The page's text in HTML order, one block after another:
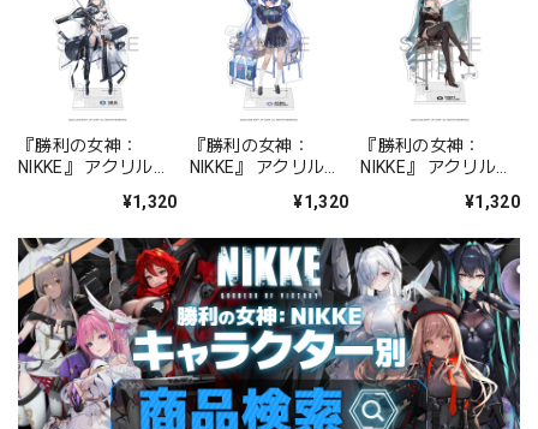
『勝利の女神：
NIKKE』 アクリルス
¥1,320
『勝利の女神：
NIKKE』 アクリルス
ォーチュンメイト
¥1,320
『勝利の女神：
NIKKE』 アクリルス
シャープレッスン
¥1,320